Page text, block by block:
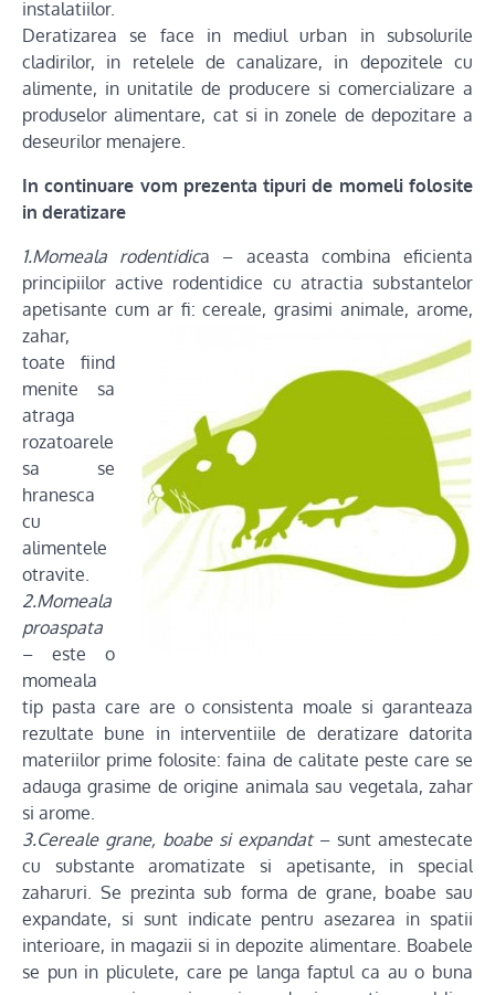
instalatiilor.
Deratizarea se face in mediul urban in subsolurile
cladirilor, in retelele de canalizare, in depozitele cu
alimente, in unitatile de producere si comercializare a
produselor alimentare, cat si in zonele de depozitare a
deseurilor menajere.
In continuare vom prezenta tipuri de momeli folosite
in deratizare
1.Momeala rodentidica – aceasta combina eficienta
principiilor active rodentidice cu atractia substantelor
apetisante cum ar fi: cereale, grasimianimale, arome,
zahar,
toate fiind
menite sa
atraga
rozatoarele
sa se
hranesca
cu
alimentele
otravite.
2.Momeala
proaspata
– este o
momeala
tip pasta care are o consistenta moale si garanteaza
rezultate bune in interventiile de deratizare datorita
materiilor prime folosite: faina de calitate peste care se
adauga grasime de origine animala sau vegetala, zahar
si arome.
3.Cereale grane, boabe si expandat– sunt amestecate
cu substante aromatizate si apetisante, in special
zaharuri. Se prezinta sub forma de grane, boabe sau
expandate, si sunt indicate pentru asezarea in spatii
interioare, in magazii si in depozite alimentare. Boabele
se pun in pliculete, care pe langa faptul ca au o buna